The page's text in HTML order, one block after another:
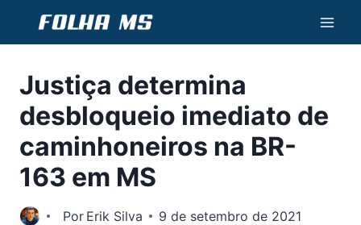
Conteúdo
Justiça determina
desbloqueio imediato de
caminhoneiros na BR-
163 em MS
Por Erik Silva 9 de setembro de 2021